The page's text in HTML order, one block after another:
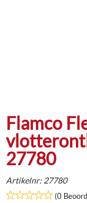
Flamco
27780
Artikelnr: 27780
(0